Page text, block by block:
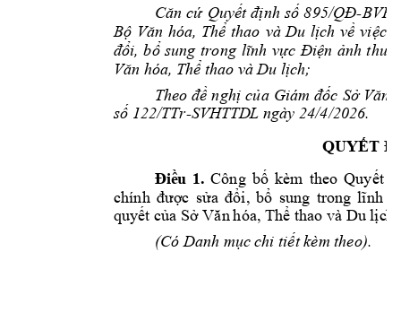
Căn cứ Quyết định số 895/QĐ-
Bộ Văn hóa, Thể thao và Du lịch về việc
đổi, bổ sung trong lĩnh vực Điện ảnh
Văn hóa, Thể thao và Du lịch;
Theo đề nghị của Giám đốc Sở Văn
số 122/TTr-SVHTTDL ngày 24/4/2026.
QUYẾT
Điều 1. Công bố kèm theo Quyết
chính được sửa đổi, bổ sung trong lĩnh
quyết của Sở Văn hóa, Thể thao và Du lịch
(Có Danh mục chi tiết kèm theo).